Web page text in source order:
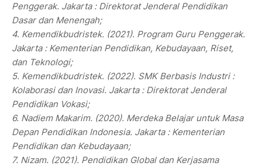
Penggerak. Jakarta : Direktorat Jenderal Pendidikan
Dasar dan Menengah;
4. Kemendikbudristek. (2021). Program Guru Penggerak.
Jakarta : Kementerian Pendidikan, Kebudayaan, Riset,
dan Teknologi;
5. Kemendikbudristek. (2022). SMK Berbasis Industri :
Kolaborasi dan Inovasi. Jakarta : Direktorat Jenderal
Pendidikan Vokasi;
6. Nadiem Makarim. (2020). Merdeka Belajar untuk Masa
Depan Pendidikan Indonesia. Jakarta : Kementerian
Pendidikan dan Kebudayaan;
7. Nizam. (2021). Pendidikan Global dan Kerjasama